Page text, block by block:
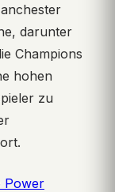
darunter
Champions
hohen
zu
Power